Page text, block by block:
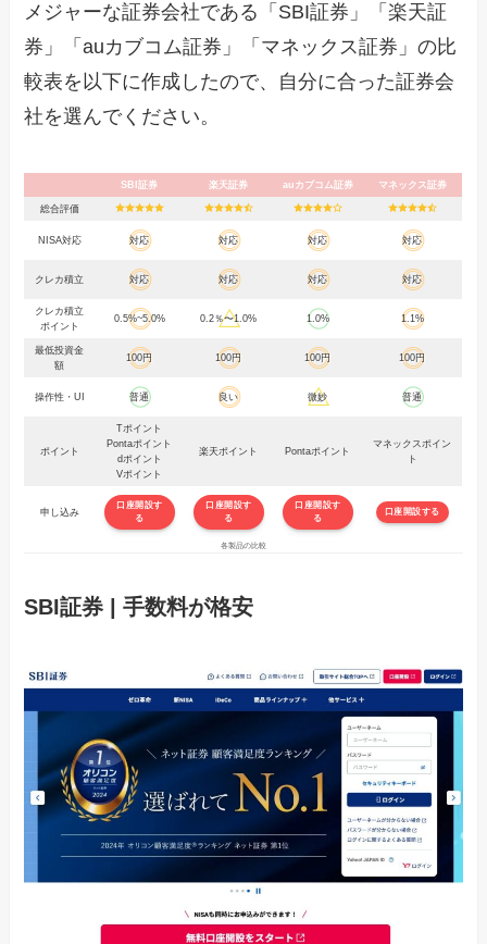
メジャーな証券会社である「SBI証券」「楽天証
券」「auカブコム証券」「マネックス証券」の比
較表を以下に作成したので、自分に合った証券会
社を選んでください。
SBI証券 楽天証券 auカブコム証券 マネックス証券
総合評価
NISA対応 対応 対応 対応 対応
クレカ積立 対応 対応 対応 対応
クレカ積立
ポイント
0.5%~5.0% 0.2％〜1.0% 1.0% 1.1%
最低投資金
額
100円 100円 100円 100円
操作性・UI 普通 良い 微妙 普通
ポイント
Tポイント
Pontaポイント
dポイント
Vポイント
楽天ポイント Pontaポイント
マネックスポイン
ト
申し込み
口座開設す
る
口座開設す
る
口座開設す
る
口座開設する
各製品の比較
SBI証券 | 手数料が格安